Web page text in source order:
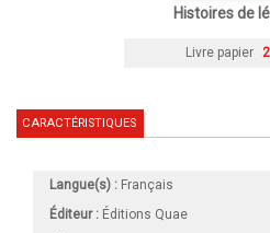
Histoires de
Livre papier
CARACTÉRISTIQUES
Langue(s) : Français
Éditeur : Éditions Quae